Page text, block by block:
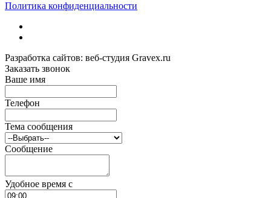
Политика конфиденциальности
Разработка сайтов: веб-студия Gravex.ru
Заказать звонок
Ваше имя
Телефон
Тема сообщения
Сообщение
Удобное время c